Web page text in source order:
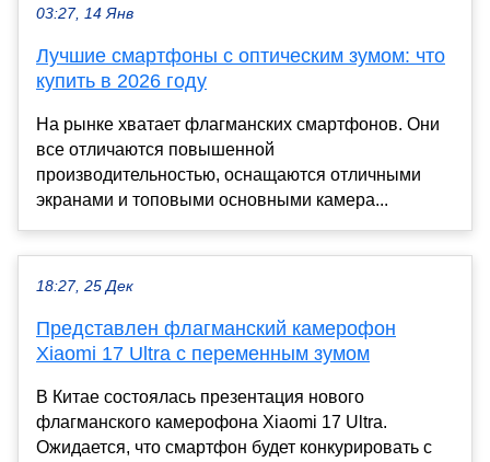
03:27, 14 Янв
Лучшие смартфоны с оптическим зумом: что
купить в 2026 году
На рынке хватает флагманских смартфонов. Они
все отличаются повышенной
производительностью, оснащаются отличными
экранами и топовыми основными камера...
18:27, 25 Дек
Представлен флагманский камерофон
Xiaomi 17 Ultra с переменным зумом
В Китае состоялась презентация нового
флагманского камерофона Xiaomi 17 Ultra.
Ожидается, что смартфон будет конкурировать с